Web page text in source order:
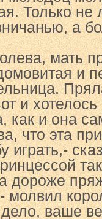
Только
а
мать
и
и
как и она
что эта
играть,-
дороже
молвил
ваше